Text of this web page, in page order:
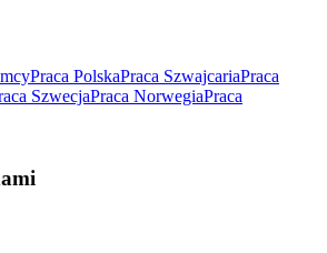
Praca PolskaPraca SzwajcariaPraca
SzwecjaPraca NorwegiaPraca